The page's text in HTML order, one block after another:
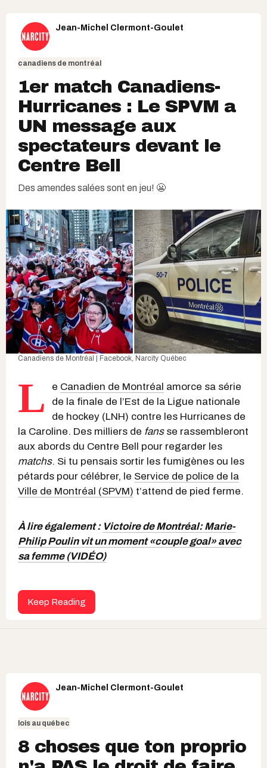
Jean-Michel Clermont-Goulet
canadiens de montréal
1er match Canadiens-
Hurricanes : Le SPVM a
UN message aux
spectateurs devant le
Centre Bell
Des amendes salées sont en jeu! 😬
Canadiens de Montréal | Facebook , Narcity Québec
L e Canadien de Montréal amorce sa série
de la finale de l’Est de la Ligue nationale
de hockey (LNH) contre les Hurricanes de
la Caroline. Des milliers de fansse rassembleront
aux abords du Centre Bell pour regarder les
matchs. Si tu pensais sortir les fumigènes ou les
pétards pour célébrer, le Service de police de la
Ville de Montréal (SPVM) t’attend de pied ferme.
À lire également : Victoire de Montréal: Marie-
Philip Poulin vit un moment «couple goal» avec
sa femme (VIDÉO)
Keep Reading
Jean-Michel Clermont-Goulet
lois au québec
8 choses que ton proprio